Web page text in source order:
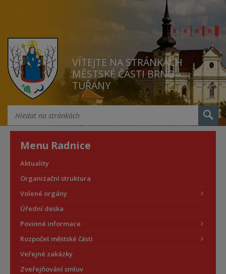
VÍTEJTE NA STRÁNKÁCH
MĚSTSKÉ ČÁSTI BRNO
TUŘANY
Menu Radnice
Aktuality
Organizační struktura
Volené orgány
Úřední deska
Povinné informace
Rozpočet městské části
Veřejné zakázky
Zveřejňování smluv